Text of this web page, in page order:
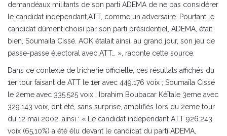
demandéaux militants de son parti ADEMA de ne pas considérer
le candidat indépendant,ATT, comme un adversaire. Pourtant le
candidat dûment choisi par son parti présidentiel, ADEMA, était
bien, Soumaila Cissé. AOK étalait ainsi, au grand jour, son jeu de
passe-passe électoral avec ATT… », raconte cette source.
Dans ce contexte de tricherie officielle, ces résultats affichés du
1er tour faisant de ATT le 1er avec 449.176 voix ; Soumaïla Cissé
le 2eme avec 335.525 voix ; Ibrahim Boubacar Kéïtale 3eme avec
329.143 voix, ont été, sans surprise, amplifiés lors du 2eme tour
du 12 mai 2002, ainsi : « Le candidat indépendant ATT 926.243
voix (65,10%) a été élu devant le candidat du parti ADEMA,